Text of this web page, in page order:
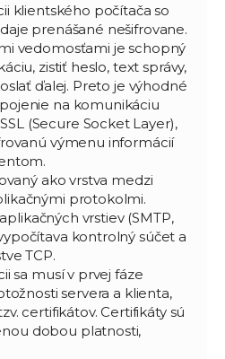
bezpečnostné
možné, že nevhodným
nastavením serveru, na
odoslať maily z
adresy. Tomuto
pretože server, cez ktorý
odoslaná nespadá pod našu
klientského počítača so
prenášané nešifrovane.
vedomosťami je schopný
zistiť heslo, text správy,
ďalej. Preto je výhodné
na komunikáciu
(Secure Socket Layer),
výmenu informácií
ako vrstva medzi
protokolmi.
vrstiev (SMTP,
kontrolný súčet a
TCP.
sa musí v prvej fáze
servera a klienta,
certifikátov. Certifikáty sú
dobou platnosti,